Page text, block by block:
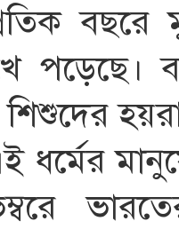
বছরে
পড়েছে।
ধর্মের